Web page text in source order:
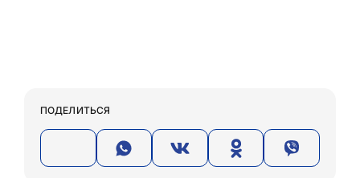
ПОДЕЛИТЬСЯ